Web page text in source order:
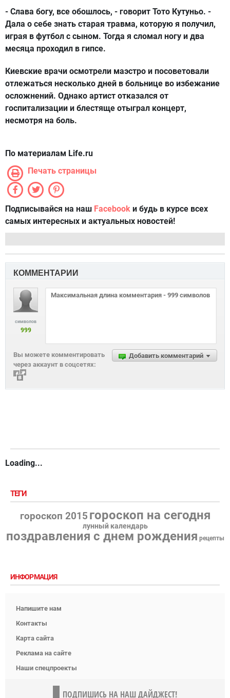
- Слава богу, все обошлось, - говорит Тото Кутуньо. -
Дала о себе знать старая травма, которую я получил,
играя в футбол с сыном. Тогда я сломал ногу и два
месяца проходил в гипсе.
Киевские врачи осмотрели маэстро и посоветовали
отлежаться несколько дней в больнице во избежание
осложнений. Однако артист отказался от
госпитализации и блестяще отыграл концерт,
несмотря на боль.
По материалам Life.ru
Печать страницы
Подписывайся на наш Facebook и будь в курсе всех
самых интересных и актуальных новостей!
КОММЕНТАРИИ
символов
999
Добавить комментарий
Вы можете комментировать
через аккаунт в соцсетях:
Loading...
ТЕГИ
гороскоп 2015 гороскоп на сегодня
лунный календарь
поздравления с днем рождения рецепты
ИНФОРМАЦИЯ
Напишите нам
Контакты
Карта сайта
Реклама на сайте
Наши спецпроекты
ПОДПИШИСЬ НА НАШ ДАЙДЖЕСТ!